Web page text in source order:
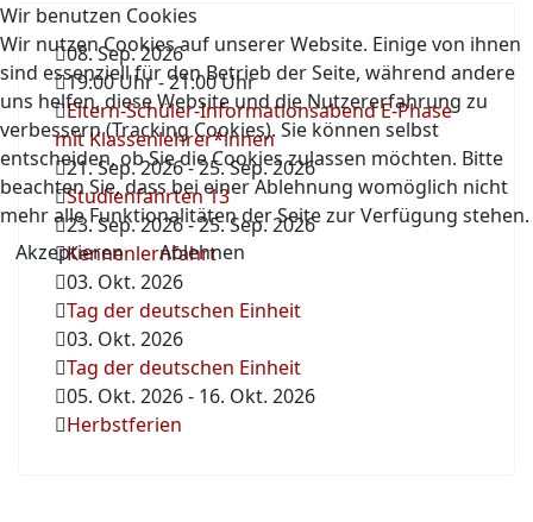
08. Sep. 2026
19:00 Uhr-21:00 Uhr
Eltern-Schüler-Informationsabend E-Phase
mit Klassenlehrer*innen
21. Sep. 2026-25. Sep. 2026
Studienfahrten 13
23. Sep. 2026-25. Sep. 2026
Kennenlernfahrt
03. Okt. 2026
Tag der deutschen Einheit
03. Okt. 2026
Tag der deutschen Einheit
05. Okt. 2026- 16. Okt. 2026
Herbstferien
Wir benutzen Cookies
Wir nutzen Cookies auf unserer Website. Einige von ihnen
sind essenziell für den Betrieb der Seite, während andere
uns helfen, diese Website und die Nutzererfahrung zu
verbessern (Tracking Cookies). Sie können selbst
entscheiden, ob Sie die Cookies zulassen möchten. Bitte
beachten Sie, dass bei einer Ablehnung womöglich nicht
mehr alle Funktionalitäten der Seite zur Verfügung stehen.
Akzeptieren
Ablehnen